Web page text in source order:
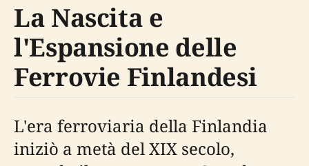
La Nascita e
l'Espansione delle
Ferrovie Finlandesi
L'era ferroviaria della Finlandia
iniziò a metà del XIX secolo,